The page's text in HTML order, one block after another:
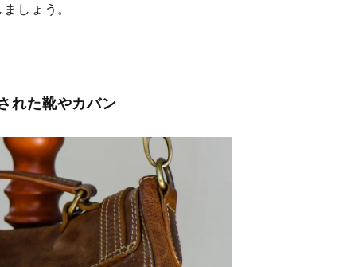
しょう。
れた靴やカバン